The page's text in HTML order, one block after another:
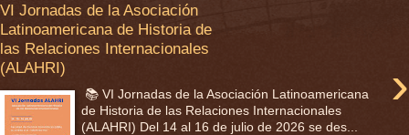
VI Jornadas de la Asociación
Latinoamericana de Historia de
las Relaciones Internacionales
(ALAHRI)
›
📚 VI Jornadas de la Asociación Latinoamericana
de Historia de las Relaciones Internacionales
(ALAHRI) Del 14 al 16 de julio de 2026 se des...